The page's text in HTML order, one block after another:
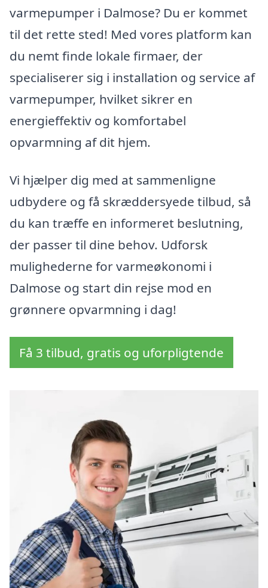
varmepumper i Dalmose? Du er kommet
til det rette sted! Med vores platform kan
du nemt finde lokale firmaer, der
specialiserer sig i installation og service af
varmepumper, hvilket sikrer en
energieffektiv og komfortabel
opvarmning af dit hjem.
Vi hjælper dig med at sammenligne
udbydere og få skræddersyede tilbud, så
du kan træffe en informeret beslutning,
der passer til dine behov. Udforsk
mulighederne for varmeøkonomi i
Dalmose og start din rejse mod en
grønnere opvarmning i dag!
Få 3 tilbud, gratis og uforpligtende